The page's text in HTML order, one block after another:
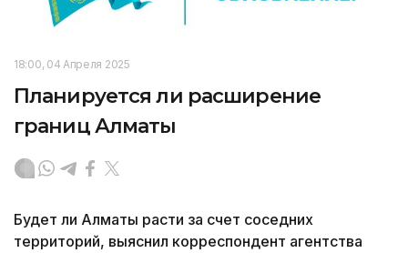
18:00, 04 Апреля 2025
Планируется ли расширение
границ Алматы
Будет ли Алматы расти за счет соседних
территорий, выяснил корреспондент агентства